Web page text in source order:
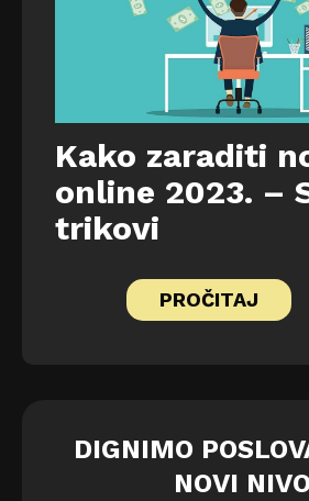
Kako zaraditi
online 2023. –
trikovi
PROČITAJ
DIGNIMO
NOVI